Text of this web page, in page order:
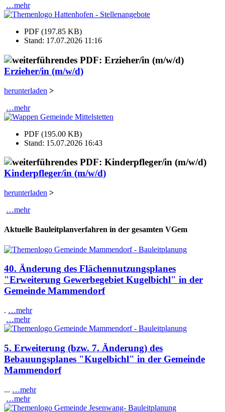
…mehr
PDF (197.85 KB)
Stand: 17.07.2026 11:16
Erzieher/in (m/w/d)
herunterladen >
…mehr
PDF (195.00 KB)
Stand: 15.07.2026 16:43
Kinderpfleger/in (m/w/d)
herunterladen >
…mehr
Aktuelle Bauleitplanverfahren in der gesamten VGem
40. Änderung des Flächennutzungsplanes
"Erweiterung Gewerbegebiet Kugelbichl" in der
Gemeinde Mammendorf
. …mehr
…mehr
5. Erweiterung (bzw. 7. Änderung) des
Bebauungsplanes "Kugelbichl" in der Gemeinde
Mammendorf
... …mehr
…mehr